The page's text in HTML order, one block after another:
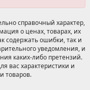
справочный характер,
о ценах, товарах, их
содержать ошибки, так и
уведомления, и
каких-либо претензий.
вас характеристики и
товаров.